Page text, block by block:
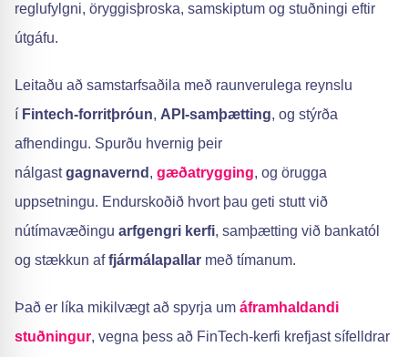
reglufylgni, öryggisþroska, samskiptum og stuðningi eftir
útgáfu.
Leitaðu að samstarfsaðila með raunverulega reynslu
í Fintech-forritþróun, API-samþætting, og stýrða
afhendingu. Spurðu hvernig þeir
nálgastgagnavernd , gæðatrygging, og örugga
uppsetningu. Endurskoðið hvort þau geti stutt við
nútímavæðingu arfgengri kerfi, samþætting við bankatól
og stækkun affjármálapallar með tímanum.
Það er líka mikilvægt að spyrja um áframhaldandi
stuðningur, vegna þess að FinTech-kerfi krefjast sífelldrar